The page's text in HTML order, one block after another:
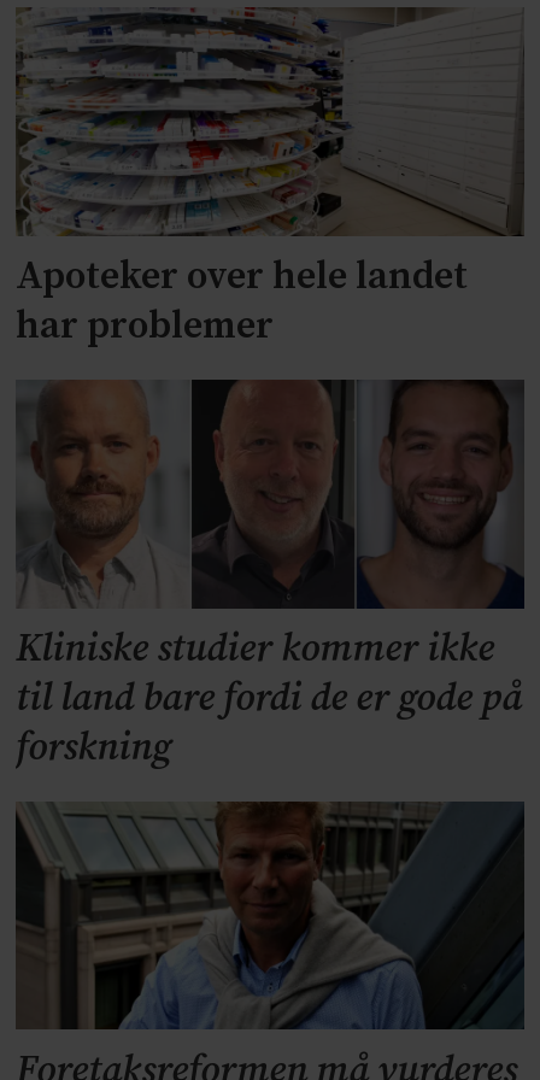
Apoteker over hele landet
har problemer
Kliniske studier kommer ikke
til land bare fordi de er gode på
forskning